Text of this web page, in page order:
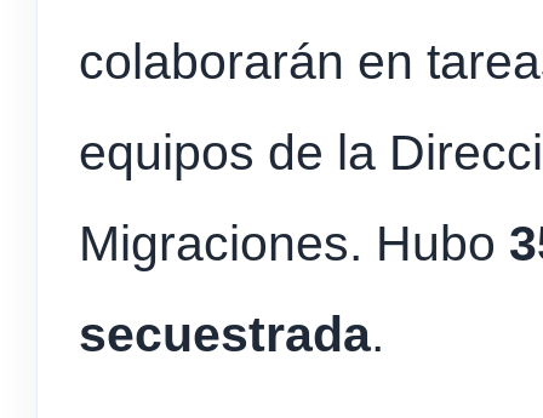
colaborarán en
equipos de la
Migraciones. Hubo
secuestrada.